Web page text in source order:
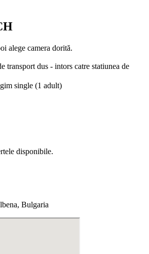
alege camera dorită.
transport dus - intors catre statiunea de
single (1 adult)
disponibile.
Bulgaria